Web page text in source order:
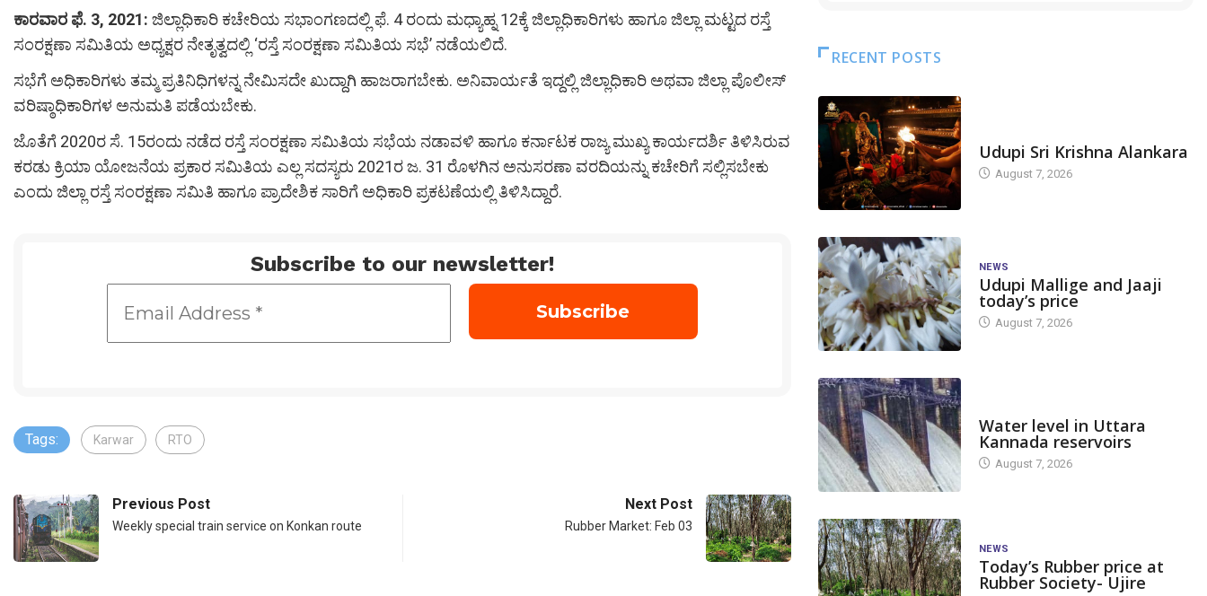
ಕಾರವಾರ ಫೆ. 3, 2021: ಜಿಲ್ಲಾಧಿಕಾರಿ ಕಚೇರಿಯ ಸಭಾಂಗಣದಲ್ಲಿ ಫೆ. 4 ರಂದು ಮಧ್ಯಾಹ್ನ 12ಕ್ಕೆ ಜಿಲ್ಲಾಧಿಕಾರಿಗಳು ಹಾಗೂ ಜಿಲ್ಲಾ ಮಟ್ಟದ ರಸ್ತೆ
ಸಂರಕ್ಷಣಾ ಸಮಿತಿಯ ಅಧ್ಯಕ್ಷರ ನೇತೃತ್ವದಲ್ಲಿ ‘ರಸ್ತೆ ಸಂರಕ್ಷಣಾ ಸಮಿತಿಯ ಸಭೆ’ ನಡೆಯಲಿದೆ.
ಸಭೆಗೆ ಅಧಿಕಾರಿಗಳು ತಮ್ಮ ಪ್ರತಿನಿಧಿಗಳನ್ನ ನೇಮಿಸದೇ ಖುದ್ದಾಗಿ ಹಾಜರಾಗಬೇಕು. ಅನಿವಾರ್ಯತೆ ಇದ್ದಲ್ಲಿ ಜಿಲ್ಲಾಧಿಕಾರಿ ಅಥವಾ ಜಿಲ್ಲಾ ಪೊಲೀಸ್
ವರಿಷ್ಠಾಧಿಕಾರಿಗಳ ಅನುಮತಿ ಪಡೆಯಬೇಕು.
ಜೊತೆಗೆ 2020ರ ಸೆ. 15ರಂದು ನಡೆದ ರಸ್ತೆ ಸಂರಕ್ಷಣಾ ಸಮಿತಿಯ ಸಭೆಯ ನಡಾವಳಿ ಹಾಗೂ ಕರ್ನಾಟಕ ರಾಜ್ಯ ಮುಖ್ಯ ಕಾರ್ಯದರ್ಶಿ ತಿಳಿಸಿರುವ
ಕರಡು ಕ್ರಿಯಾ ಯೋಜನೆಯ ಪ್ರಕಾರ ಸಮಿತಿಯ ಎಲ್ಲ ಸದಸ್ಯರು 2021ರ ಜ. 31 ರೊಳಗಿನ ಅನುಸರಣಾ ವರದಿಯನ್ನು ಕಚೇರಿಗೆ ಸಲ್ಲಿಸಬೇಕು
ಎಂದು ಜಿಲ್ಲಾ ರಸ್ತೆ ಸಂರಕ್ಷಣಾ ಸಮಿತಿ ಹಾಗೂ ಪ್ರಾದೇಶಿಕ ಸಾರಿಗೆ ಅಧಿಕಾರಿ ಪ್ರಕಟಣೆಯಲ್ಲಿ ತಿಳಿಸಿದ್ದಾರೆ.
Subscribe to our newsletter!
Tags: Karwar RTO
Previous Post
Weekly special train service on Konkan route
Next Post
Rubber Market: Feb 03
RECENT POSTS
Udupi Sri Krishna Alankara
August 7, 2026
NEWS
Udupi Mallige and Jaaji
today’s price
August 7, 2026
Water level in Uttara
Kannada reservoirs
August 7, 2026
NEWS
Today’s Rubber price at
Rubber Society- Ujire